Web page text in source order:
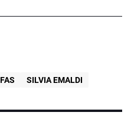
SILVIA EMALDI